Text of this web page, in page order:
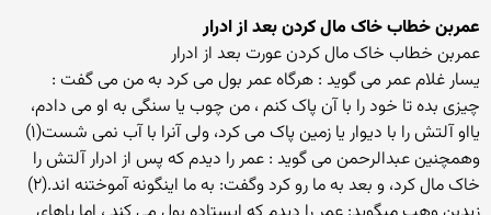
عمربن خطاب خاک مال کردن بعد از ادرار
عمربن خطاب خاک مال کردن عورت بعد از ادرار
یسار غلام عمر می گوید : هرگاه عمر بول می کرد به من می گفت :
چیزی بده تا خود را با آن پاک کنم ، من چوب یا سنگی به او می دادم،
یااو آلتش را با دیوار یا زمین پاک می کرد، ولی آنرا با آب نمی شست(۱)
وهمچنین عبدالرحمن می گوید : عمر را دیدم که پس از ادرار آلتش را
خاک مال کرد، و بعد به ما رو کرد وگفت: به ما اینگونه آموختنه اند.(۲)